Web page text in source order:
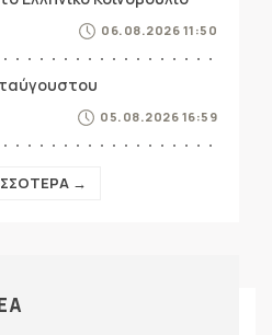
06.08.2026 11:50
05.08.2026 16:59
→